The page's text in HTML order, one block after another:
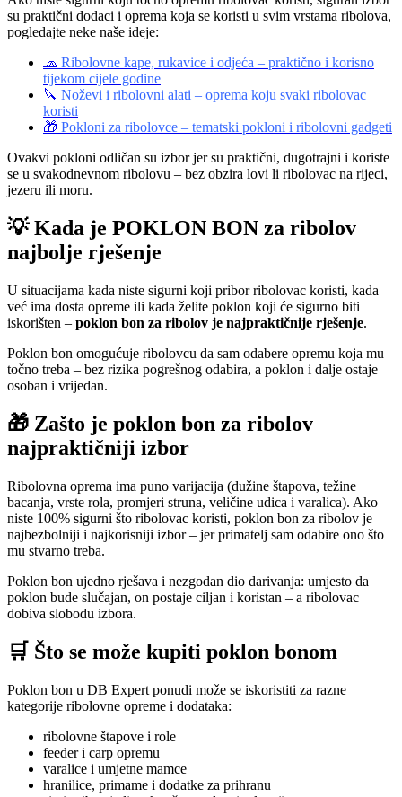
su praktični dodaci i oprema koja se koristi u svim vrstama ribolova,
pogledajte neke naše ideje:
🧢 Ribolovne kape, rukavice i odjeća – praktično i korisno
tijekom cijele godine
🔪 Noževi i ribolovni alati – oprema koju svaki ribolovac
koristi
🎁 Pokloni za ribolovce – tematski pokloni i ribolovni gadgeti
Ovakvi pokloni odličan su izbor jer su praktični, dugotrajni i koriste
se u svakodnevnom ribolovu – bez obzira lovi li ribolovac na rijeci,
jezeru ili moru.
💡 Kada je POKLON BON za ribolov
najbolje rješenje
U situacijama kada niste sigurni koji pribor ribolovac koristi, kada
već ima dosta opreme ili kada želite poklon koji će sigurno biti
iskorišten – poklon bon za ribolov je najpraktičnije rješenje.
Poklon bon omogućuje ribolovcu da sam odabere opremu koja mu
točno treba – bez rizika pogrešnog odabira, a poklon i dalje ostaje
osoban i vrijedan.
🎁 Zašto je poklon bon za ribolov
najpraktičniji izbor
Ribolovna oprema ima puno varijacija (dužine štapova, težine
bacanja, vrste rola, promjeri struna, veličine udica i varalica). Ako
niste 100% sigurni što ribolovac koristi, poklon bon za ribolov je
najbezbolniji i najkorisniji izbor – jer primatelj sam odabire ono što
mu stvarno treba.
Poklon bon ujedno rješava i nezgodan dio darivanja: umjesto da
poklon bude slučajan, on postaje ciljan i koristan – a ribolovac
dobiva slobodu izbora.
🛒 Što se može kupiti poklon bonom
Poklon bon u DB Expert ponudi može se iskoristiti za razne
kategorije ribolovne opreme i dodataka:
ribolovne štapove i role
feeder i carp opremu
varalice i umjetne mamce
hranilice, primame i dodatke za prihranu